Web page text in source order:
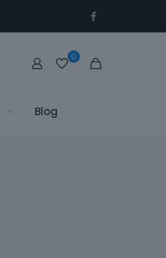
0
Blog